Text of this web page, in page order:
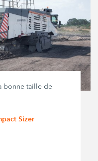
bonne taille de
Sizer